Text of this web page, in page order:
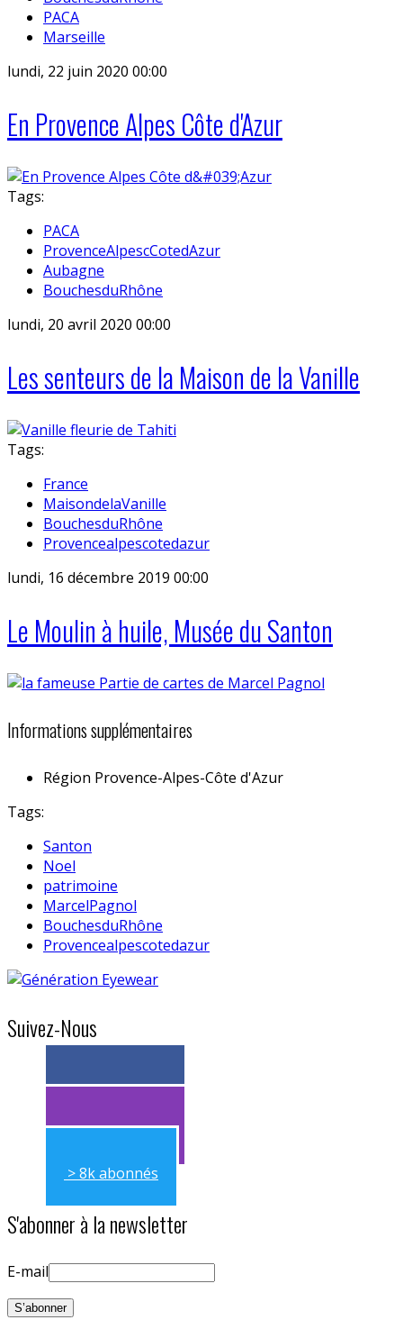
PACA
Marseille
lundi, 22 juin 2020 00:00
En Provence Alpes Côte d'Azur
Tags:
PACA
ProvenceAlpescCotedAzur
Aubagne
BouchesduRhône
lundi, 20 avril 2020 00:00
Les senteurs de la Maison de la Vanille
Tags:
France
MaisondelaVanille
BouchesduRhône
Provencealpescotedazur
lundi, 16 décembre 2019 00:00
Le Moulin à huile, Musée du Santon
Informations supplémentaires
Région Provence-Alpes-Côte d'Azur
Tags:
Santon
Noel
patrimoine
MarcelPagnol
BouchesduRhône
Provencealpescotedazur
Suivez-Nous
> 11k abonnés
> 11k abonnés
> 8k abonnés
S'abonner à la newsletter
E-mail